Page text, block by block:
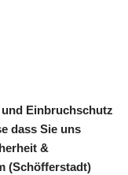
und Einbruchschutz
dass Sie uns
&
(Schöfferstadt)